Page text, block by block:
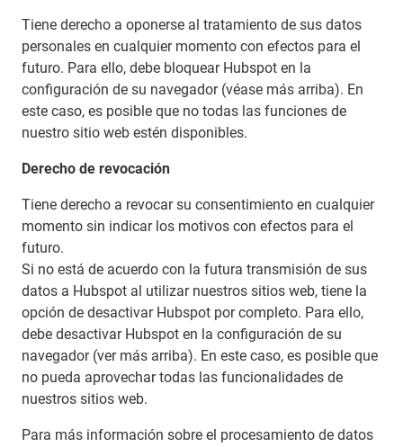
Tiene derecho a oponerse al tratamiento de sus datos
personales en cualquier momento con efectos para el
futuro. Para ello, debe bloquear Hubspot en la
configuración de su navegador (véase más arriba). En
este caso, es posible que no todas las funciones de
nuestro sitio web estén disponibles.
Derecho de revocación
Tiene derecho a revocar su consentimiento en cualquier
momento sin indicar los motivos con efectos para el
futuro.
Si no está de acuerdo con la futura transmisión de sus
datos a Hubspot al utilizar nuestros sitios web, tiene la
opción de desactivar Hubspot por completo. Para ello,
debe desactivar Hubspot en la configuración de su
navegador (ver más arriba). En este caso, es posible que
no pueda aprovechar todas las funcionalidades de
nuestros sitios web.
Para más información sobre el procesamiento de datos